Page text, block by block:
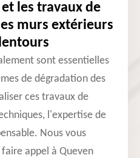
les travaux de
murs extérieurs
sont essentielles
de dégradation des
ces travaux de
l'expertise de
Nous vous
appel à Queven